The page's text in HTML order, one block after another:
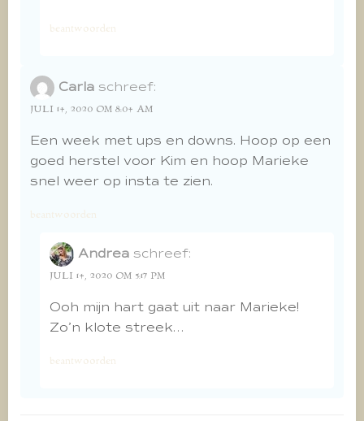
beantwoorden
Carla schreef:
JULI 14, 2020 OM 8:04 AM
Een week met ups en downs. Hoop op een
goed herstel voor Kim en hoop Marieke
snel weer op insta te zien.
beantwoorden
Andrea schreef:
JULI 14, 2020 OM 5:17 PM
Ooh mijn hart gaat uit naar Marieke!
Zo’n klote streek…
beantwoorden